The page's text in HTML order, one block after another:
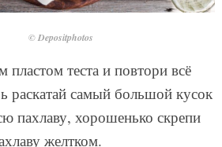
© Depositphotos
теста и повтори всё
раскатай самый большой кусок
пахлаву, хорошенько скрепи
желтком.